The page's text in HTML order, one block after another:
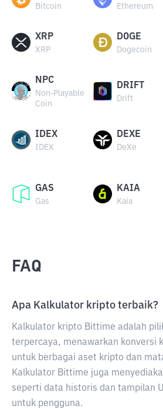
Bitcoin Ethereum
XRP
XRP
DOGE
Dogecoin
NPC
Non-Playable
Coin
DRIFT
Drift
IDEX
IDEX
DEXE
DeXe
GAS
Gas
KAIA
Kaia
FAQ
Apa Kalkulator kripto terbaik?
Kalkulator kripto Bittime adalah
terpercaya, menawarkan konversi
untuk berbagai aset kripto dan
Kalkulator Bittime juga
seperti data historis dan tampilan
untuk pengguna.